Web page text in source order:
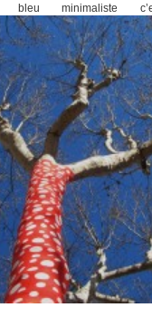
minimaliste